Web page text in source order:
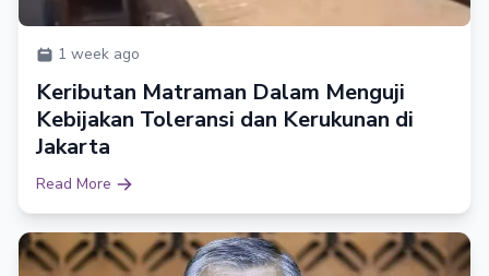
1 week ago
Keributan Matraman Dalam Menguji
Kebijakan Toleransi dan Kerukunan di
Jakarta
Read More